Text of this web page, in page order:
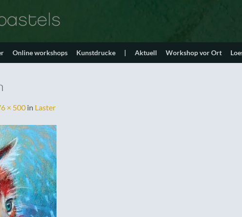
Online workshops Kunstdrucke | Aktuell Workshop vor Ort
× 500 in Laster